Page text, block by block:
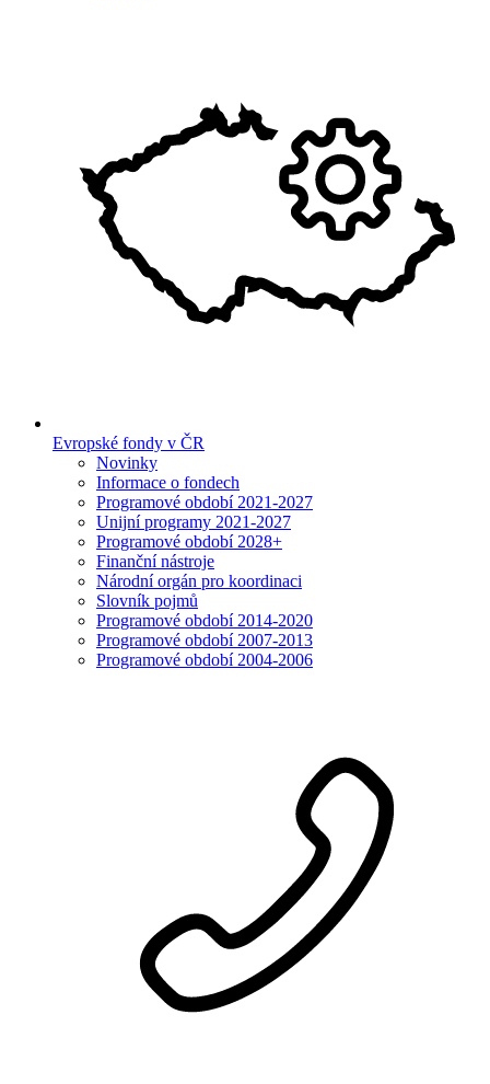
Evropské fondy v ČR
Novinky
Informace o fondech
Programové období 2021-2027
Unijní programy 2021-2027
Programové období 2028+
Finanční nástroje
Národní orgán pro koordinaci
Slovník pojmů
Programové období 2014-2020
Programové období 2007-2013
Programové období 2004-2006